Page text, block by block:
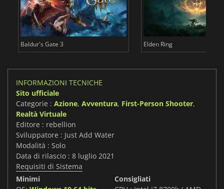
Baldur's Gate 3 Elden Ring
INFORMAZIONI TECNICHE
Sito ufficiale
Categorie : Azione, Avventura, First-Person Shooter,
Realtà Virtuale
Editore : rebellion
Sviluppatore : Just Add Water
Modalità : Solo
Data di rilascio : 8 luglio 2021
Requisiti di Sistema
Minimi
Consigliati